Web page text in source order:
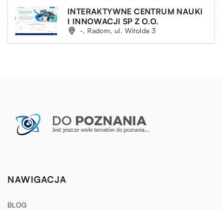
INTERAKTYWNE CENTRUM NAUKI
I INNOWACJI SP Z O.O.
-, Radom, ul. Witolda 3
NAWIGACJA
BLOG